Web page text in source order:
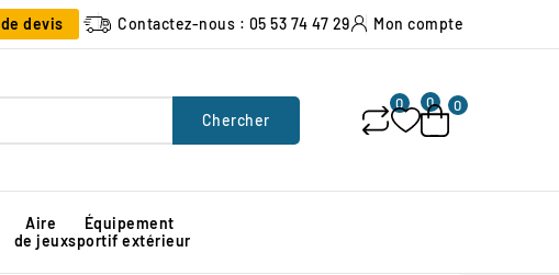
devis Contactez-nous : 05 53 74 47 29 Mon compte
Chercher
0 0 0
Aire
de jeux
Équipement
sportif extérieur